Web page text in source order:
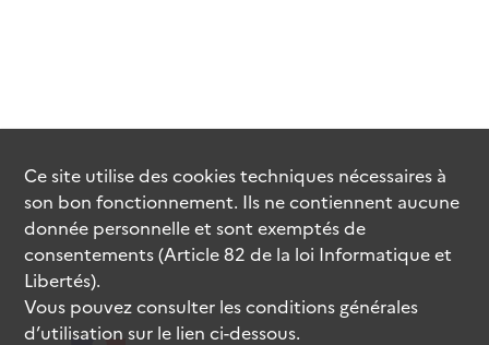
Ce site utilise descookiestechniques nécessaires à
son bon fonctionnement. Ils ne contiennent aucune
donnée personnelle et sont exemptés de
consentements (Article 82 de la loi Informatique et
Libertés).
Vous pouvez consulter les conditions générales
d’utilisation sur le lien ci-dessous.